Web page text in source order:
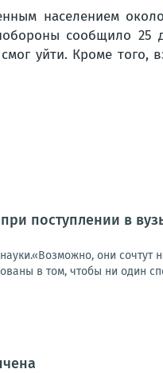
населением
сообщило 25
уйти. Кроме того,
поступлении в
они
в том, чтобы ни один